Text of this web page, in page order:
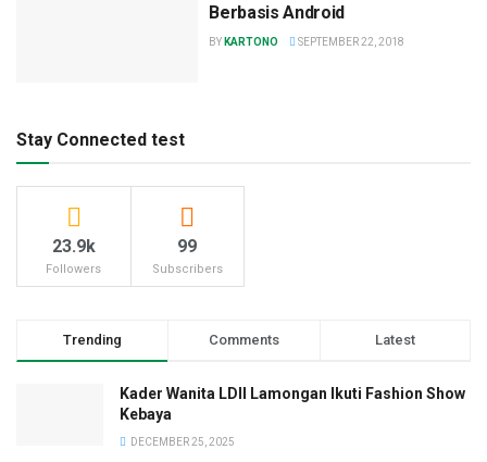
Berbasis Android
BY KARTONO SEPTEMBER 22, 2018
Stay Connected test
23.9k
Followers
99
Subscribers
Trending Comments Latest
Kader Wanita LDII Lamongan Ikuti Fashion Show
Kebaya
DECEMBER 25, 2025